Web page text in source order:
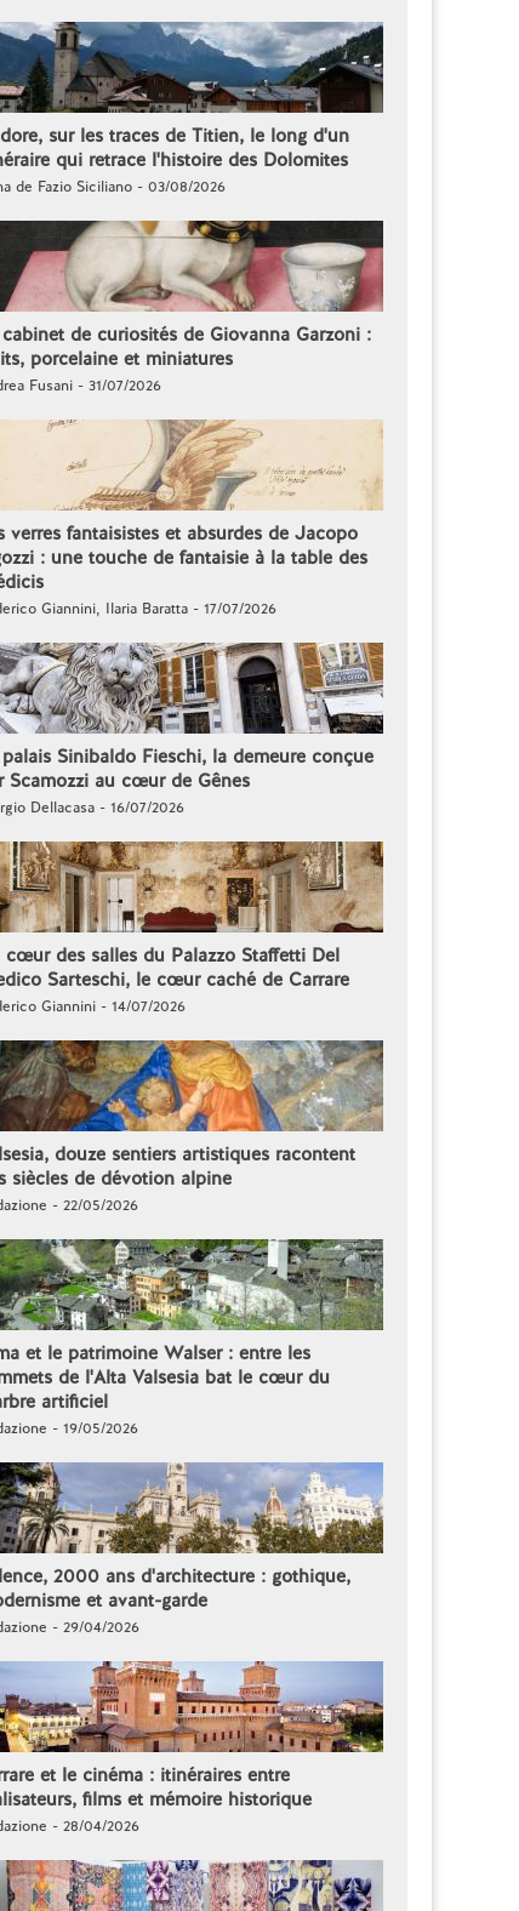
sur les traces de Titien, le long d'un
qui retrace l'histoire des Dolomites
de Fazio Siciliano - 03/08/2026
cabinet de curiosités de Giovanna Garzoni :
porcelaine et miniatures
Fusani - 31/07/2026
verres fantaisistes et absurdes de Jacopo
: une touche de fantaisie à la table des
Giannini, Ilaria Baratta - 17/07/2026
palais Sinibaldo Fieschi, la demeure conçue
Scamozzi au cœur de Gênes
Dellacasa - 16/07/2026
cœur des salles du Palazzo Staffetti Del
Sarteschi, le cœur caché de Carrare
Giannini - 14/07/2026
douze sentiers artistiques racontent
siècles de dévotion alpine
- 22/05/2026
et le patrimoine Walser : entre les
de l'Alta Valsesia bat le cœur du
artificiel
- 19/05/2026
2000 ans d'architecture : gothique,
et avant-garde
- 29/04/2026
et le cinéma : itinéraires entre
films et mémoire historique
- 28/04/2026